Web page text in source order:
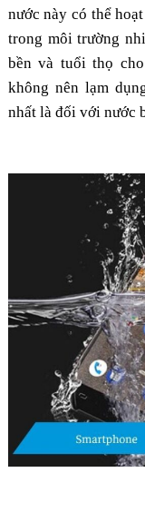
nước này có thể
trong môi trường
bền và tuổi thọ
không nên lạm
nhất là đối với nước